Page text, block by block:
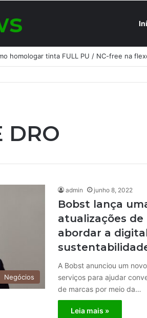
DRO
Negócios
admin junho 8, 2022
Bobst lança
atualizações
abordar a
A Bobst anunciou um
serviços para ajudar
de marcas por meio da…
Leia mais »